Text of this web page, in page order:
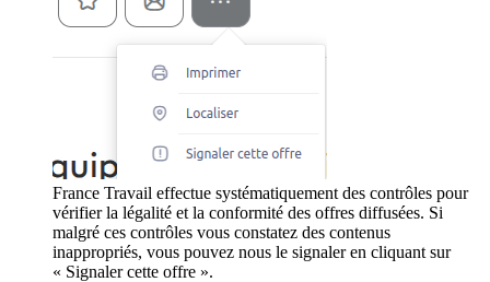
France Travail effectue systématiquement des contrôles pour
vérifier la légalité et la conformité des offres diffusées. Si
malgré ces contrôles vous constatez des contenus
inappropriés, vous pouvez nous le signaler en cliquant sur
« Signaler cette offre ».